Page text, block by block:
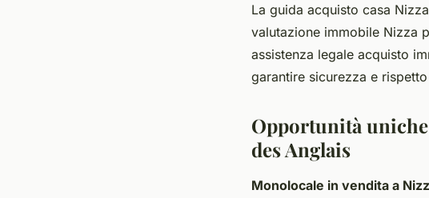
La guida acquisto casa
valutazione immobile Nizza
assistenza legale acquisto
garantire sicurezza e
Opportunità
des Anglais
Monolocale in vendita a